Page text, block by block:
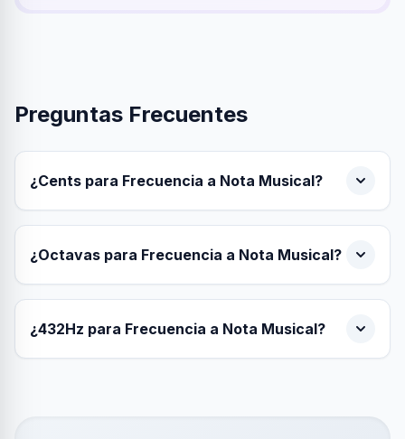
Preguntas Frecuentes
¿Cents para Frecuencia a Nota Musical?
¿Octavas para Frecuencia a Nota Musical?
¿432Hz para Frecuencia a Nota Musical?